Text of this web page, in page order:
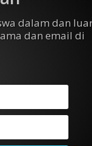
2019
dalam dan
dan email di